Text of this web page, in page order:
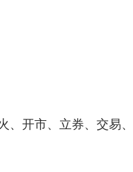
开市、立券、交易、